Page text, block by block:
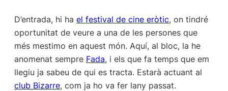
D’entrada, hi ha el festival de cine eròtic, on tindré
oportunitat de veure a una de les persones que
més mestimo en aquest món. Aquí, al bloc, la he
anomenat sempre Fada, i els que fa temps que em
llegiu ja sabeu de qui es tracta. Estarà actuant al
club Bizarre, com ja ho va fer lany passat.